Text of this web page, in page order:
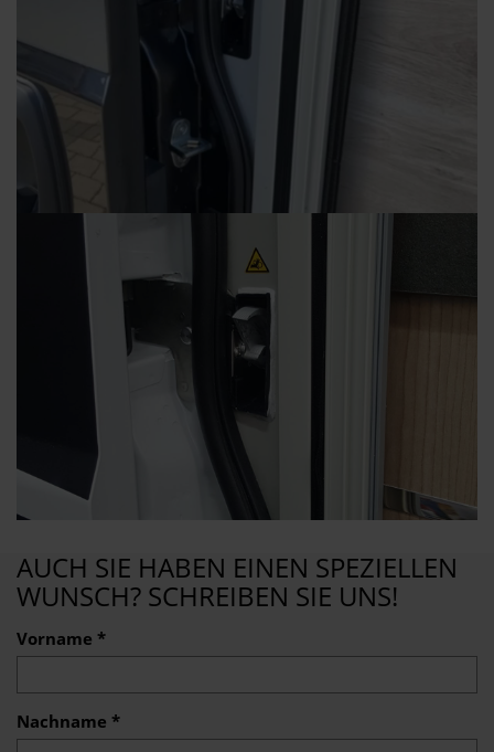
AUCH SIE HABEN EINEN SPEZIELLEN
WUNSCH? SCHREIBEN SIE UNS!
Vorname *
Nachname *